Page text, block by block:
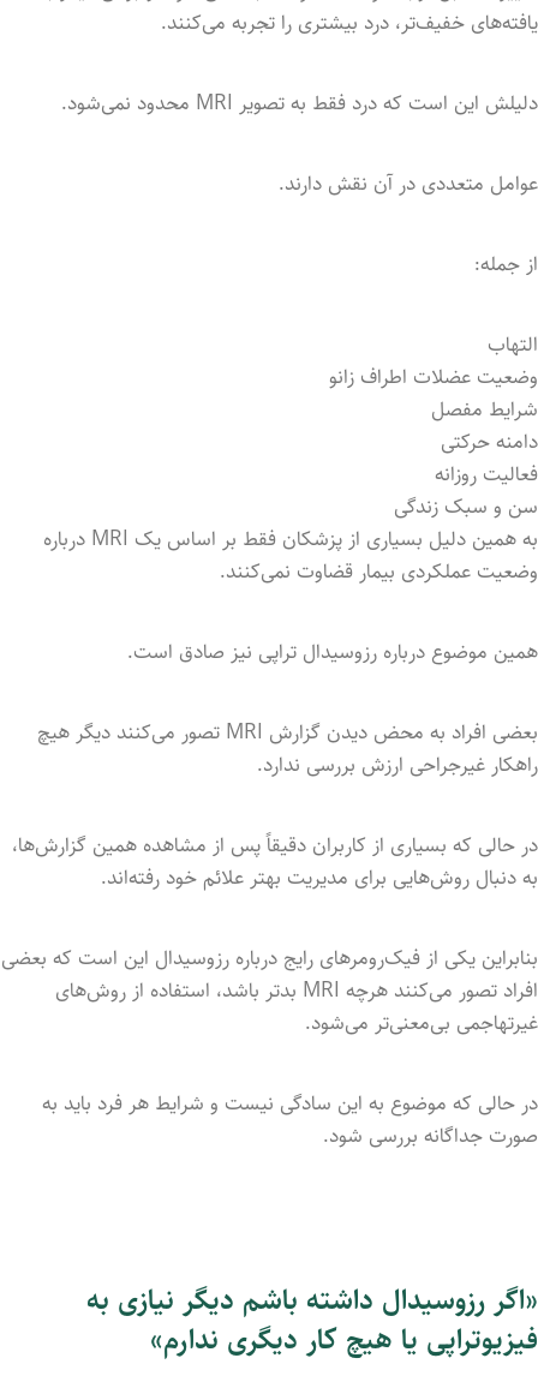
یافته‌های خفیف‌تر، درد بیشتری را تجربه می‌کنند.
دلیلش این است که درد فقط به تصویر MRI محدود نمی‌شود.
عوامل متعددی در آن نقش دارند.
از جمله:
التهاب
وضعیت عضلات اطراف زانو
شرایط مفصل
دامنه حرکتی
فعالیت روزانه
سن و سبک زندگی
به همین دلیل بسیاری از پزشکان فقط بر اساس یک MRI درباره
وضعیت عملکردی بیمار قضاوت نمی‌کنند.
همین موضوع درباره رزوسیدال تراپی نیز صادق است.
بعضی افراد به محض دیدن گزارش MRI تصور می‌کنند دیگر هیچ
راهکار غیرجراحی ارزش بررسی ندارد.
در حالی که بسیاری از کاربران دقیقاً پس از مشاهده همین گزارش‌ها،
به دنبال روش‌هایی برای مدیریت بهتر علائم خود رفته‌اند.
بنابراین یکی از فیک‌رومرهای رایج درباره رزوسیدال این است که بعضی
افراد تصور می‌کنند هرچه MRI بدتر باشد، استفاده از روش‌های
غیرتهاجمی بی‌معنی‌تر می‌شود.
در حالی که موضوع به این سادگی نیست و شرایط هر فرد باید به
صورت جداگانه بررسی شود.
«اگر رزوسیدال داشته باشم دیگر نیازی به
فیزیوتراپی یا هیچ کار دیگری ندارم»